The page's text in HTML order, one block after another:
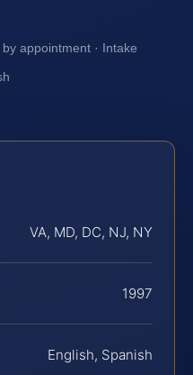
appointment · Intake
VA, MD, DC, NJ, NY
1997
English, Spanish